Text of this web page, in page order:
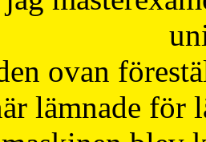
ovan
lämnade för